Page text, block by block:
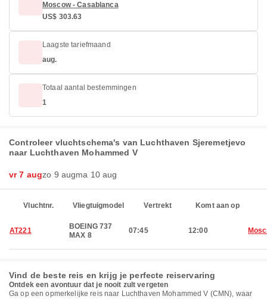
Moscow - Casablanca
US$ 303.63
Laagste tariefmaand
aug.
Totaal aantal bestemmingen
1
Controleer vluchtschema's van Luchthaven Sjeremetjevo
naar Luchthaven Mohammed V
vr 7 augzo 9 augma 10 aug
Vluchtnr. Vliegtuigmodel Vertrekt Komt aan op
AT221
BOEING 737
MAX 8
07:45 12:00
Vind de beste reis en krijg je perfecte reiservaring
Ontdek een avontuur dat je nooit zult vergeten
Ga op een opmerkelijke reis naar Luchthaven Mohammed V (CMN), waar